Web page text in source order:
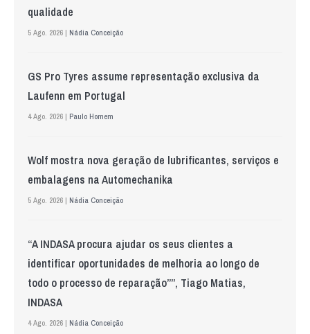
qualidade
5 Ago. 2026 | Nádia Conceição
GS Pro Tyres assume representação exclusiva da
Laufenn em Portugal
4 Ago. 2026 | Paulo Homem
Wolf mostra nova geração de lubrificantes, serviços e
embalagens na Automechanika
5 Ago. 2026 | Nádia Conceição
“A INDASA procura ajudar os seus clientes a
identificar oportunidades de melhoria ao longo de
todo o processo de reparação””, Tiago Matias,
INDASA
4 Ago. 2026 | Nádia Conceição